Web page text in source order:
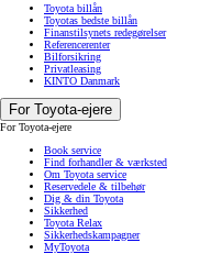
Toyota billån
Toyotas bedste billån
Finanstilsynets redegørelser
Referencerenter
Bilforsikring
Privatleasing
KINTO Danmark
For Toyota-ejere
For Toyota-ejere
Book service
Find forhandler & værksted
Om Toyota service
Reservedele & tilbehør
Dig & din Toyota
Sikkerhed
Toyota Relax
Sikkerhedskampagner
MyToyota